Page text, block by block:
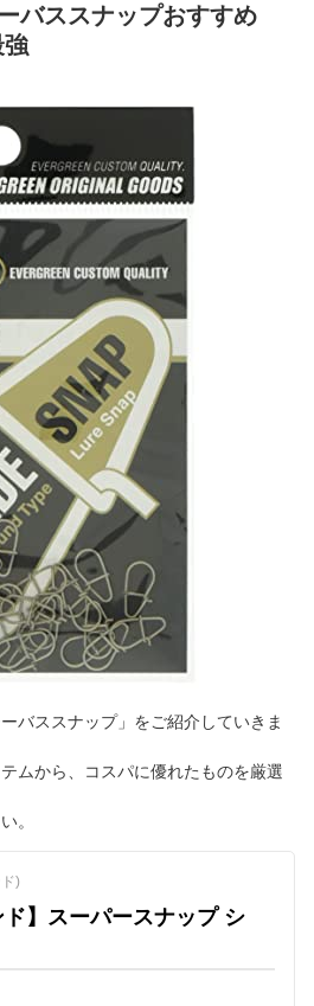
バススナップおすすめ
強
バススナップ」をご紹介していきま
ムから、コスパに優れたものを厳選
。
)
ド】スーパースナップ シ